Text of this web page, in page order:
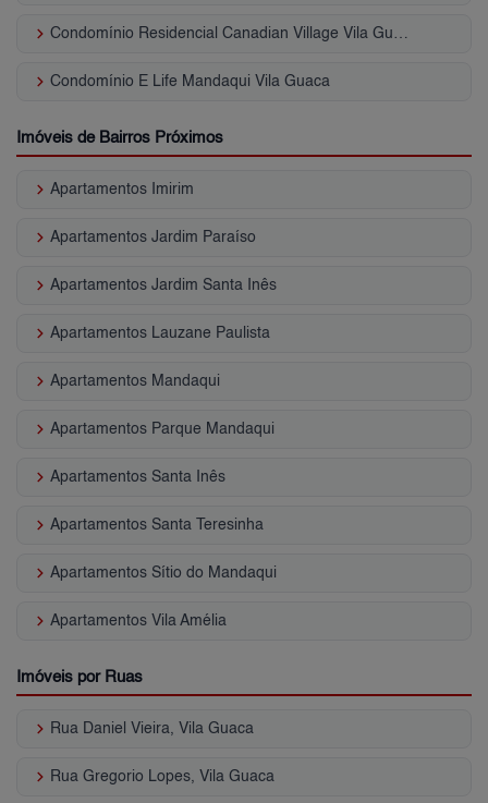
keyboard_arrow_right Condomínio Residencial Canadian Village Vila Guaca
keyboard_arrow_right Condomínio E Life Mandaqui Vila Guaca
Imóveis de Bairros Próximos
keyboard_arrow_right Apartamentos Imirim
keyboard_arrow_right Apartamentos Jardim Paraíso
keyboard_arrow_right Apartamentos Jardim Santa Inês
keyboard_arrow_right Apartamentos Lauzane Paulista
keyboard_arrow_right Apartamentos Mandaqui
keyboard_arrow_right Apartamentos Parque Mandaqui
keyboard_arrow_right Apartamentos Santa Inês
keyboard_arrow_right Apartamentos Santa Teresinha
keyboard_arrow_right Apartamentos Sítio do Mandaqui
keyboard_arrow_right Apartamentos Vila Amélia
Imóveis por Ruas
keyboard_arrow_right Rua Daniel Vieira, Vila Guaca
keyboard_arrow_right Rua Gregorio Lopes, Vila Guaca